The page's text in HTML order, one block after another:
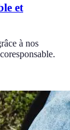
et
à nos